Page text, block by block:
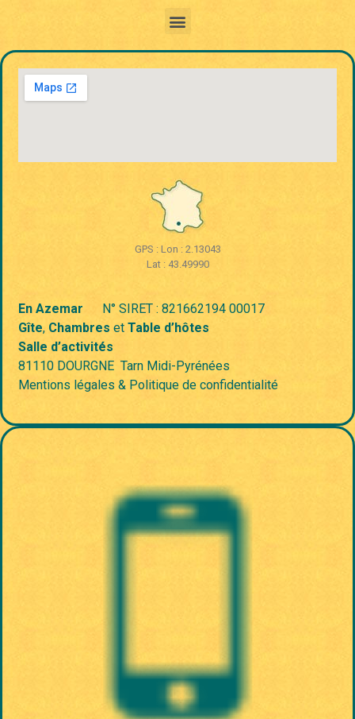
GPS : Lon : 2.13043
Lat : 43.49990
En Azemar N° SIRET : 821662194 00017
Gîte, Chambres et Table d’hôtes
Salle d’activités
81110 DOURGNE Tarn Midi-Pyrénées
Mentions légales & Politique de confidentialité